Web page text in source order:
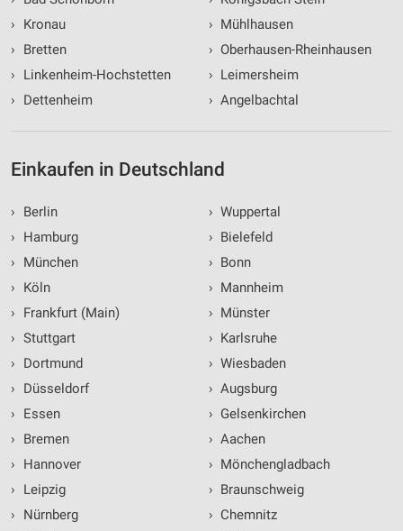
›
Kronau
›
Bretten
›
Linkenheim-Hochstetten
›
Dettenheim
› Mühlhausen
› Oberhausen-Rheinhausen
› Leimersheim
› Angelbachtal
Einkaufen in Deutschland
›
Berlin
›
Hamburg
›
München
›
Köln
›
Frankfurt (Main)
› Stuttgart
›
Dortmund
›
Düsseldorf
›
Essen
›
Bremen
›
Hannover
›
Leipzig
›
Nürnberg
› Wuppertal
› Bielefeld
› Bonn
› Mannheim
› Münster
› Karlsruhe
› Wiesbaden
› Augsburg
› Gelsenkirchen
› Aachen
› Mönchengladbach
› Braunschweig
› Chemnitz